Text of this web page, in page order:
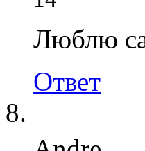
Люблю
Ответ